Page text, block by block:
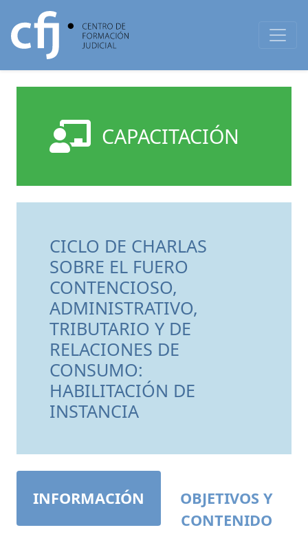
CAPACITACIÓN
CICLO DE CHARLAS
SOBRE EL FUERO
CONTENCIOSO,
ADMINISTRATIVO,
TRIBUTARIO Y DE
RELACIONES DE
CONSUMO:
HABILITACIÓN DE
INSTANCIA
INFORMACIÓN
OBJETIVOS Y
CONTENIDO